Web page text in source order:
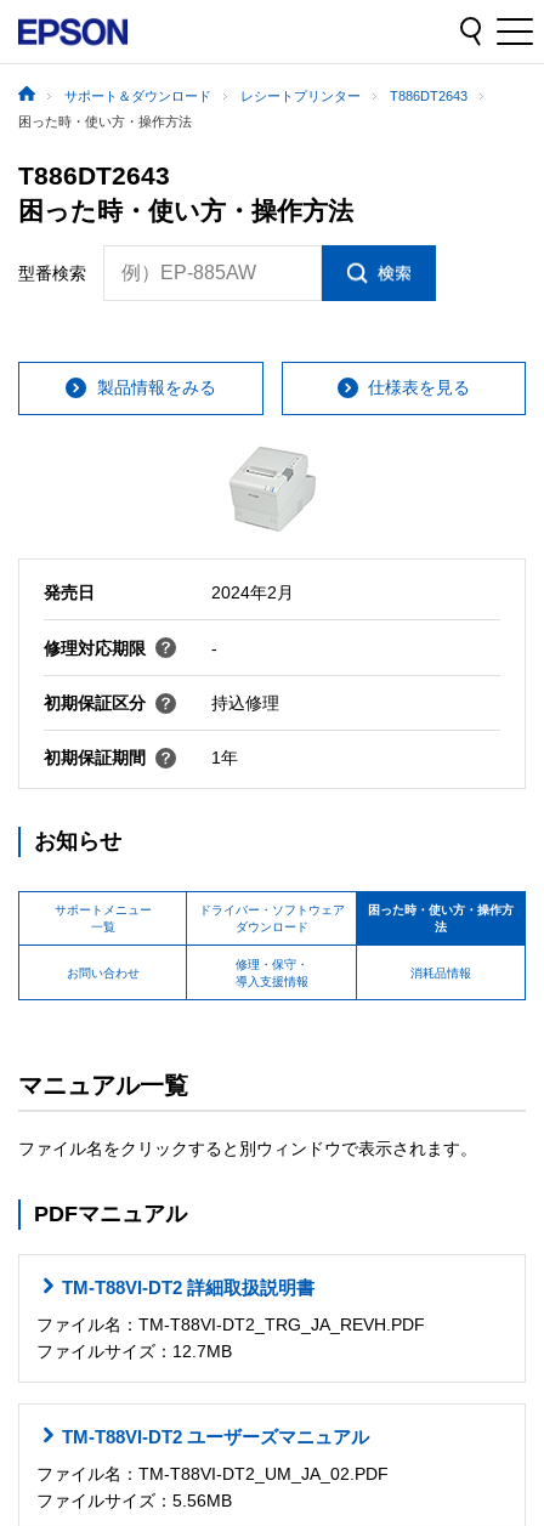
サポート＆ダウンロード レシートプリンター
T886DT2643
困った時・使い方・操作方法
T886DT2643
困った時・使い方・操作方法
型番検索 例）EP-885AW
製品情報をみる 仕様表を見る
発売日 2024年2月
修理対応期限 -
初期保証区分 持込修理
初期保証期間 1年
お知らせ
サポートメニュー
一覧
ドライバー・ソフトウェア
ダウンロード
困った時・使い方・操作方
法
お問い合わせ
修理・保守・
導入支援情報
消耗品情報
マニュアル一覧
ファイル名をクリックすると別ウィンドウで表示されます。
PDFマニュアル
TM-T88VI-DT2 詳細取扱説明書
ファイル名：TM-T88VI-DT2_TRG_JA_REVH.PDF
ファイルサイズ：12.7MB
TM-T88VI-DT2 ユーザーズマニュアル
ファイル名：TM-T88VI-DT2_UM_JA_02.PDF
ファイルサイズ：5.56MB